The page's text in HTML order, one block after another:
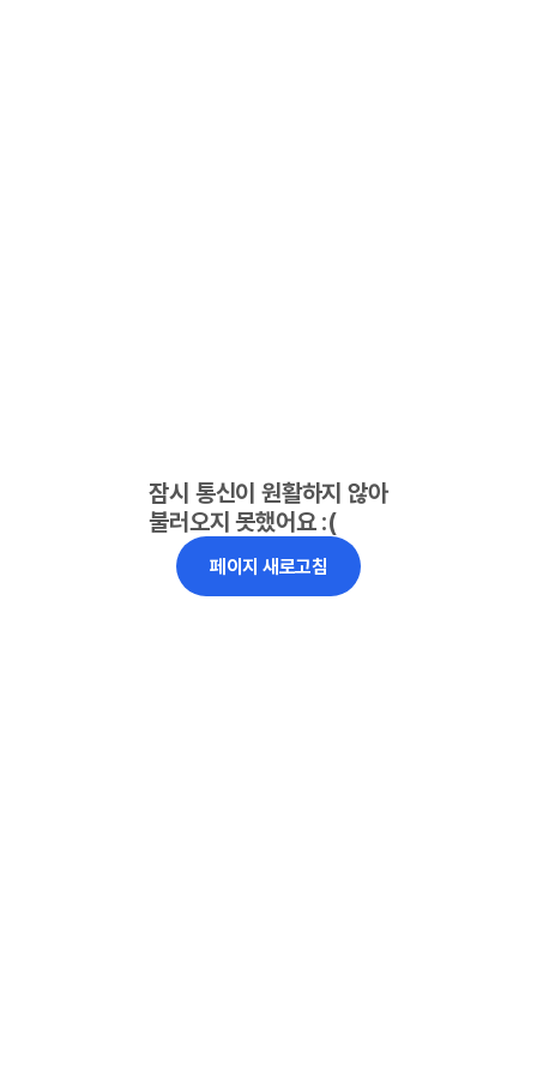
잠시 통신이 원활하지 않아
불러오지 못했어요 :(
페이지 새로고침